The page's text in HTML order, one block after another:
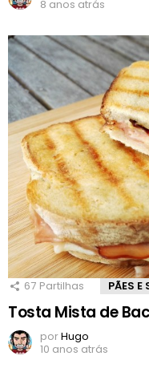
8 anos atrás
67 Partilhas PÃES E
Tosta Mista de
porHugo
10 anos atrás